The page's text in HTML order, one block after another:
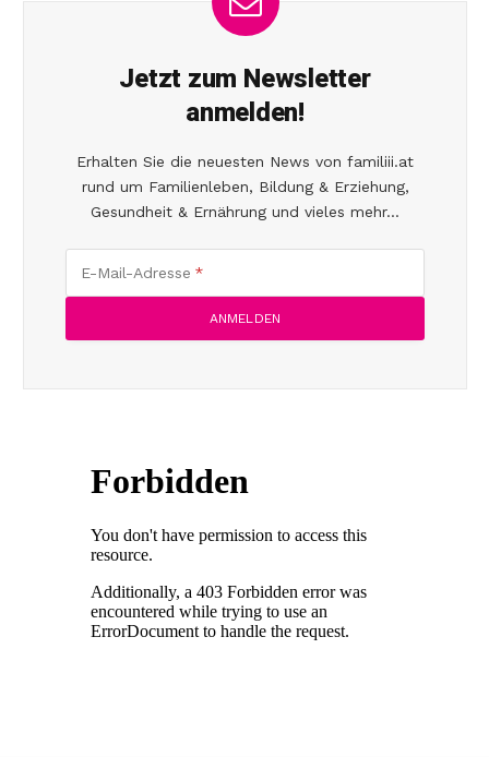
Jetzt zum Newsletter
anmelden!
Erhalten Sie die neuesten News von familiii.at
rund um Familienleben, Bildung & Erziehung,
Gesundheit & Ernährung und vieles mehr...
E-Mail-Adresse